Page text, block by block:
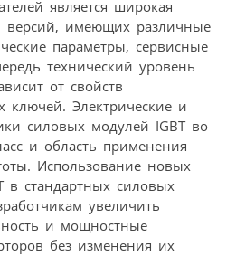
является широкая
версий, имеющих различные
параметры, сервисные
технический уровень
от свойств
ключей. Электрические и
силовых модулей IGBT во
и область применения
Использование новых
в стандартных силовых
увеличить
и мощностные
без изменения их